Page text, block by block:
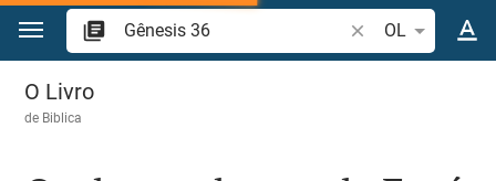
Ir para o conteúdo
Pesquise
OL
Gênesis 36
O Livro
de Biblica